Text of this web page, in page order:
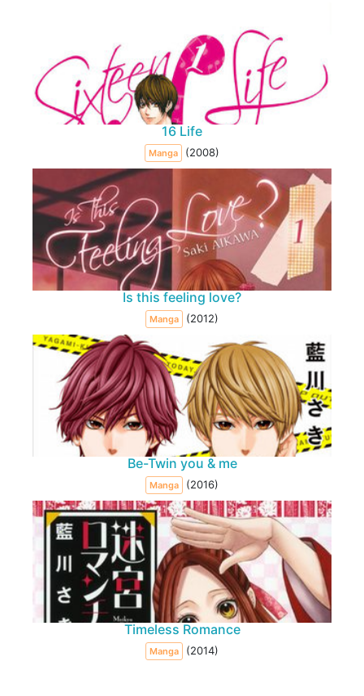
16 Life
Manga (2008)
Is this feeling love?
Manga (2012)
Be-Twin you & me
Manga (2016)
Timeless Romance
Manga (2014)